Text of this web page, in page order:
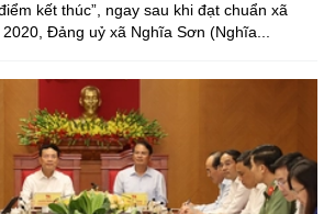
kết thúc”, ngay sau khi đạt chuẩn xã
Đảng uỷ xã Nghĩa Sơn (Nghĩa...